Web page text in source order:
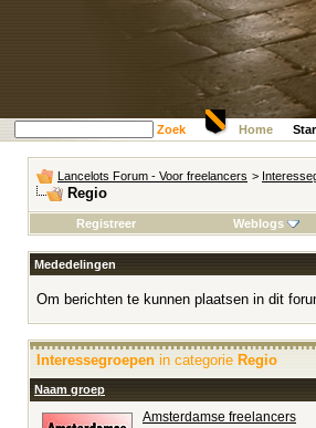
Zoek Home
Lancelots Forum - Voor freelancers >
Regio
Registreer Weblogs
Mededelingen
Om berichten te kunnen plaatsen in dit
Interessegroepen in categorie Regio
Naam groep
Amsterdamse freelancers